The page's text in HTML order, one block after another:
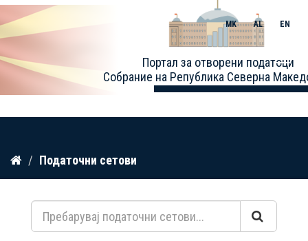
Прескокнете
содржина
Портал за отворени податоци
Собрание на Република Северна
MK AL EN
Toggle
Податочни сетови